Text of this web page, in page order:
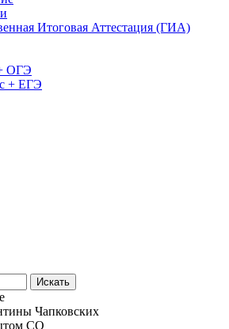
Итоговая Аттестация (ГИА)
ОГЭ
+ ЕГЭ
Чапковских
СО